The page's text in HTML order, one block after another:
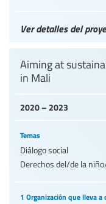
Ver detalles del
2020 – 2023
Aiming at
in Mali
Temas
Diálogo social
Derechos del/de la
1 Organización que lleva a